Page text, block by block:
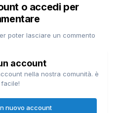
o accedi per
poter lasciare un commento
account
nella nostra comunità. è
facile!
nuovo account